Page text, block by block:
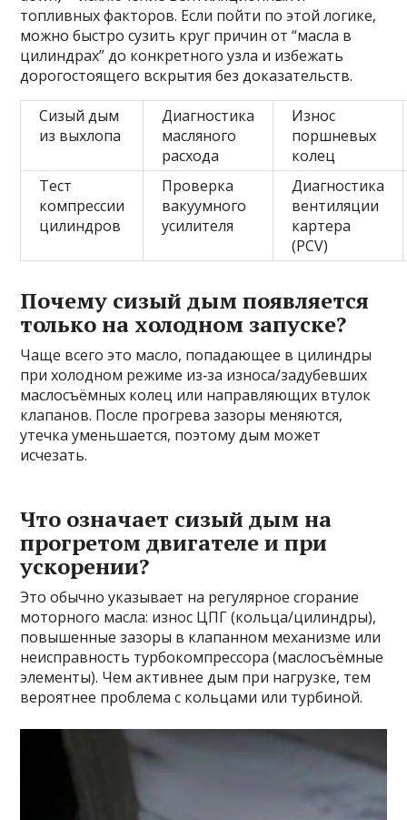
топливных факторов. Если пойти по этой логике,
можно быстро сузить круг причин от “масла в
цилиндрах” до конкретного узла и избежать
дорогостоящего вскрытия без доказательств.
Сизый дым
из выхлопа
Диагностика
масляного
расхода
Износ
поршневых
колец
Тест
компрессии
цилиндров
Проверка
вакуумного
усилителя
Диагностика
вентиляции
картера
(PCV)
Почему сизый дым появляется
только на холодном запуске?
Чаще всего это масло, попадающее в цилиндры
при холодном режиме из‑за износа/задубевших
маслосъёмных колец или направляющих втулок
клапанов. После прогрева зазоры меняются,
утечка уменьшается, поэтому дым может
исчезать.
Что означает сизый дым на
прогретом двигателе и при
ускорении?
Это обычно указывает на регулярное сгорание
моторного масла: износ ЦПГ (кольца/цилиндры),
повышенные зазоры в клапанном механизме или
неисправность турбокомпрессора (маслосъёмные
элементы). Чем активнее дым при нагрузке, тем
вероятнее проблема с кольцами или турбиной.